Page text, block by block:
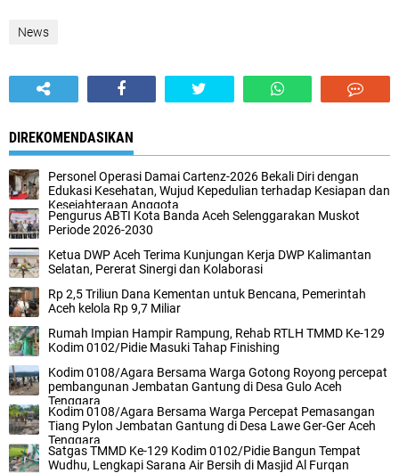
News
DIREKOMENDASIKAN
Personel Operasi Damai Cartenz-2026 Bekali Diri dengan
Edukasi Kesehatan, Wujud Kepedulian terhadap Kesiapan dan
Kesejahteraan Anggota
Pengurus ABTI Kota Banda Aceh Selenggarakan Muskot
Periode 2026-2030
Ketua DWP Aceh Terima Kunjungan Kerja DWP Kalimantan
Selatan, Pererat Sinergi dan Kolaborasi
Rp 2,5 Triliun Dana Kementan untuk Bencana, Pemerintah
Aceh kelola Rp 9,7 Miliar‎
Rumah Impian Hampir Rampung, Rehab RTLH TMMD Ke-129
Kodim 0102/Pidie Masuki Tahap Finishing
Kodim 0108/Agara Bersama Warga Gotong Royong percepat
pembangunan Jembatan Gantung di Desa Gulo Aceh
Tenggara
Kodim 0108/Agara Bersama Warga Percepat Pemasangan
Tiang Pylon Jembatan Gantung di Desa Lawe Ger-Ger Aceh
Tenggara
Satgas TMMD Ke-129 Kodim 0102/Pidie Bangun Tempat
Wudhu, Lengkapi Sarana Air Bersih di Masjid Al Furqan